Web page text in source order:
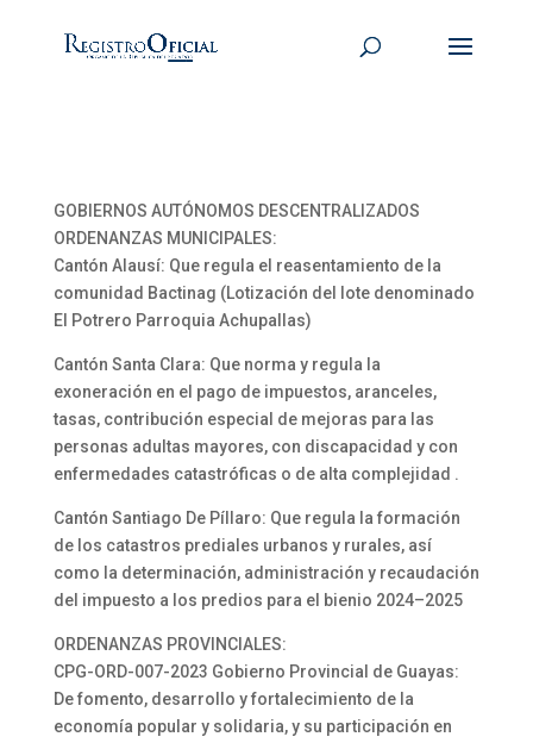
GOBIERNOS AUTÓNOMOS DESCENTRALIZADOS
ORDENANZAS MUNICIPALES:
Cantón Alausí: Que regula el reasentamiento de la
comunidad Bactinag (Lotización del lote denominado
El Potrero Parroquia Achupallas)
Cantón Santa Clara: Que norma y regula la
exoneración en el pago de impuestos, aranceles,
tasas, contribución especial de mejoras para las
personas adultas mayores, con discapacidad y con
enfermedades catastróficas o de alta complejidad .
Cantón Santiago De Píllaro: Que regula la formación
de los catastros prediales urbanos y rurales, así
como la determinación, administración y recaudación
del impuesto a los predios para el bienio 2024–2025
ORDENANZAS PROVINCIALES:
CPG-ORD-007-2023 Gobierno Provincial de Guayas:
De fomento, desarrollo y fortalecimiento de la
economía popular y solidaria, y su participación en